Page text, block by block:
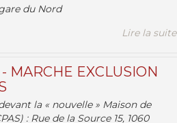
du Nord
Lire la suite
MARCHE EXCLUSION
la « nouvelle » Maison de
: Rue de la Source 15, 1060